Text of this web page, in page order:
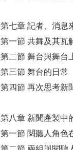
第七章 記者、消息
第一節 共舞及其瓦
第二節 舞台與舞台
第三節 舞台的日常
第四節 再次思考新
第八章 新聞產製中
第一節 閱聽人角色